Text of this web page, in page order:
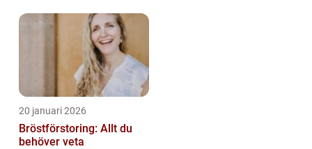
20 januari 2026
Bröstförstoring: Allt du
behöver veta